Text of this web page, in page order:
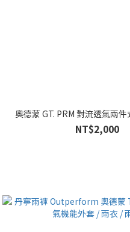
奧德蒙 GT. PRM 對流透氣兩
NT$2,000